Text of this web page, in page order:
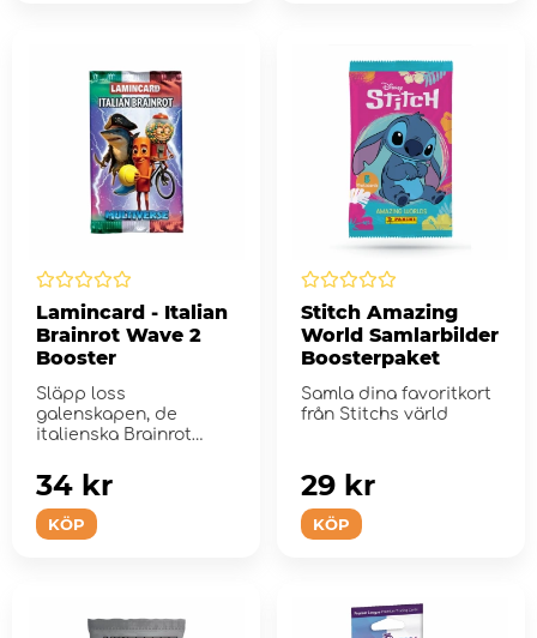
Lamincard - Italian
Brainrot Wave 2
Booster
Släpp loss
galenskapen, de
italienska Brainrot
KÖP
34 kr
Stitch Amazing
World Samlarbilder
Boosterpaket
Samla dina favoritkort
från Stitchs värld
KÖP
29 kr